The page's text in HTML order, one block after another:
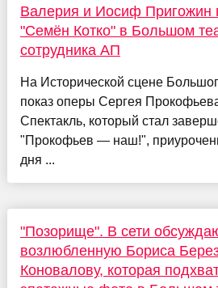
Валерия и Иосиф Пригожин
"Семён Котко" в Большом
сотрудника АП
На Исторической сцене
показ оперы Сергея
Спектакль, который стал
"Прокофьев — наш!",
дня ...
"Позорище". В сети
возлюбленную Бориса
Коновалову, которая